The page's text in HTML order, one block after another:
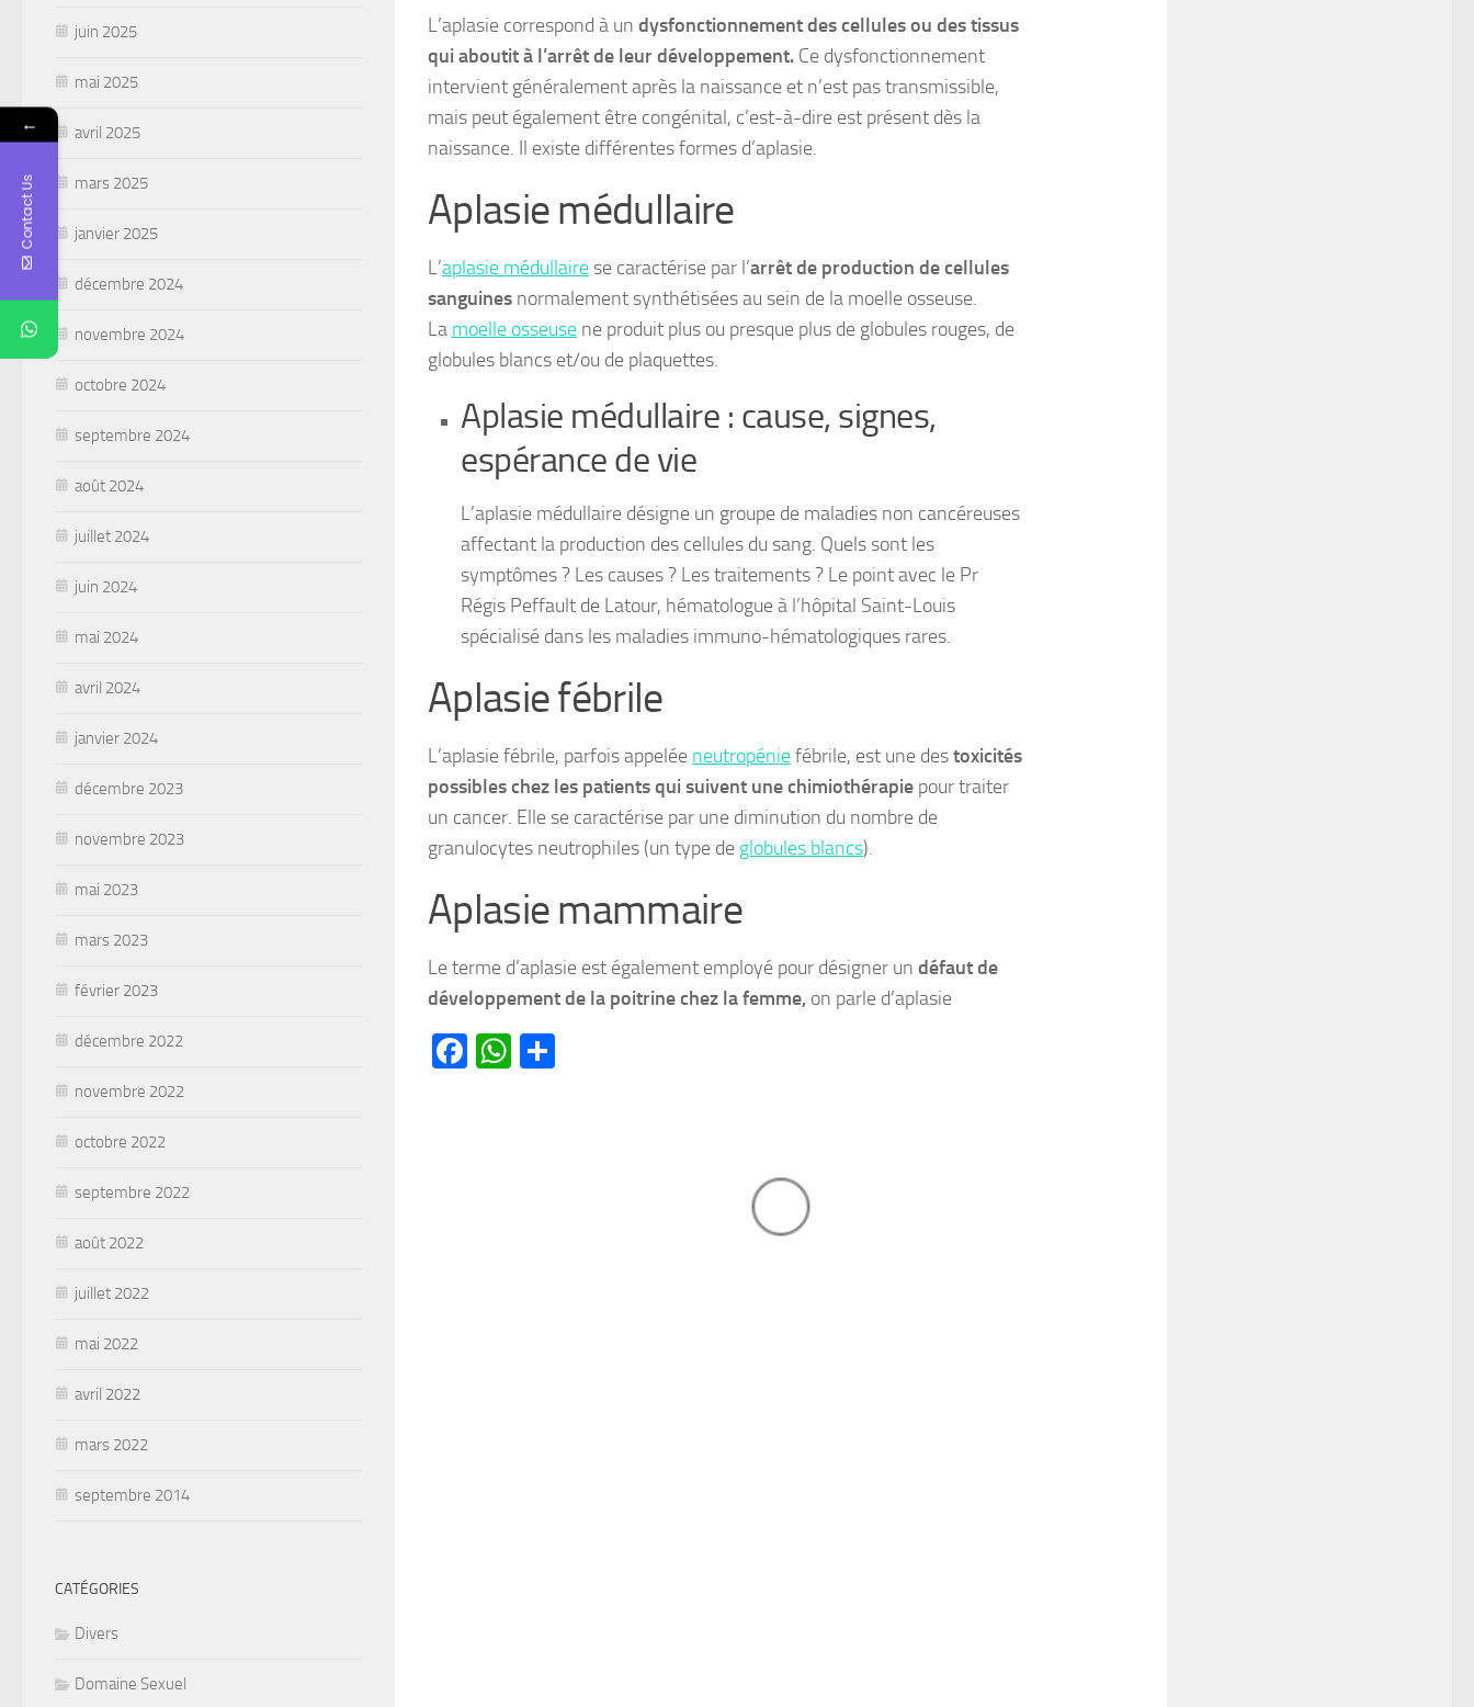
L’aplasie correspond à un dysfonctionnement des cellules ou des tissus
qui aboutit à l’arrêt de leur développement. Ce dysfonctionnement
intervient généralement après la naissance et n’est pas transmissible,
mais peut également être congénital, c’est-à-dire est présent dès la
naissance. Il existe différentes formes d’aplasie.
Aplasie médullaire
L’aplasie médullaire se caractérise par l’arrêt de production de cellules
sanguines normalement synthétisées au sein de la moelle osseuse.
La moelle osseuse ne produit plus ou presque plus de globules rouges, de
globules blancs et/ou de plaquettes.
Aplasie médullaire : cause, signes,
espérance de vie
L’aplasie médullaire désigne un groupe de maladies non cancéreuses
affectant la production des cellules du sang. Quels sont les
symptômes ? Les causes ? Les traitements ? Le point avec le Pr
Régis Peffault de Latour, hématologue à l’hôpital Saint-Louis
spécialisé dans les maladies immuno-hématologiques rares.
Aplasie fébrile
L’aplasie fébrile, parfois appelée neutropéniefébrile, est une destoxicités
possibles chez les patients qui suivent une chimiothérapie pour traiter
un cancer. Elle se caractérise par une diminution du nombre de
granulocytes neutrophiles (un type de globules blancs).
Aplasie mammaire
Le terme d’aplasie est également employé pour désigner un défaut de
développement de la poitrine chez la femme, on parle d’aplasie
Facebook
WhatsApp
juin 2025
mai 2025
avril 2025
mars 2025
janvier 2025
décembre 2024
novembre 2024
octobre 2024
septembre 2024
août 2024
juillet 2024
juin 2024
mai 2024
avril 2024
janvier 2024
décembre 2023
novembre 2023
mai 2023
mars 2023
février 2023
décembre 2022
novembre 2022
octobre 2022
septembre 2022
août 2022
juillet 2022
mai 2022
avril 2022
mars 2022
septembre 2014
CATÉGORIES
Divers
Domaine Sexuel
←
Contact Us